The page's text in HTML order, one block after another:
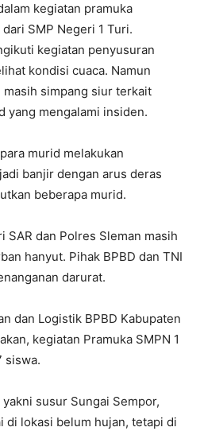
kegiatan pramuka
SMP Negeri 1 Turi.
kegiatan penyusuran
kondisi cuaca. Namun
simpang siur terkait
yang mengalami insiden.
murid melakukan
banjir dengan arus deras
beberapa murid.
SAR dan Polres Sleman masih
hanyut. Pihak BPBD dan TNI
darurat.
dan Logistik BPBD Kabupaten
kegiatan Pramuka SMPN 1
siswa.
susur Sungai Sempor,
di lokasi belum hujan, tetapi di